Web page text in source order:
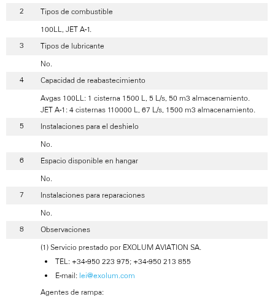
Tipos de combustible
100LL, JET A-1.
Tipos de lubricante
No.
Capacidad de reabastecimiento
Avgas 100LL: 1 cisterna 1500 L, 5 L/s, 50 m3 almacenamiento.
JET A-1: 4 cisternas 110000 L, 67 L/s, 1500 m3 almacenamiento.
Instalaciones para el deshielo
No.
Espacio disponible en hangar
No.
Instalaciones para reparaciones
No.
Observaciones
(1) Servicio prestado por EXOLUM AVIATION SA.
TEL: +34-950 223 975; +34-950 213 855
E-mail: lei@exolum.com
Agentes de rampa: